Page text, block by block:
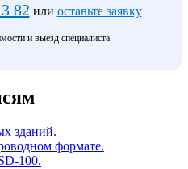
82 или оставьте заявку
и выезд специалиста
зданий.
формате.
100.